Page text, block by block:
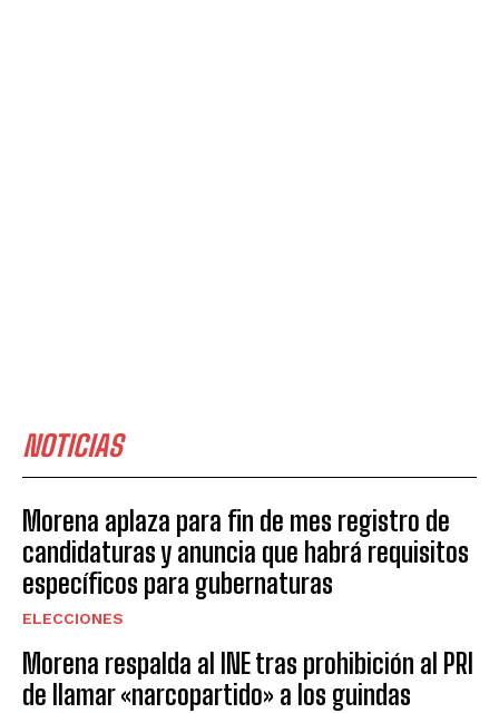
NOTICIAS
Morena aplaza para fin de mes registro de
candidaturas y anuncia que habrá requisitos
específicos para gubernaturas
ELECCIONES
Morena respalda al INE tras prohibición al PRI
de llamar «narcopartido» a los guindas